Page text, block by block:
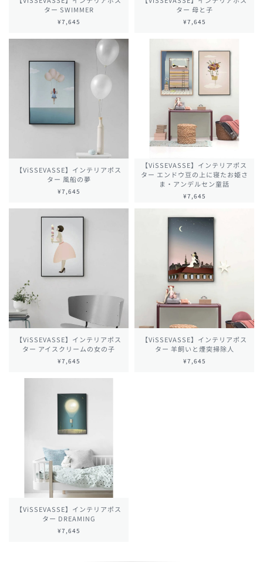
ター SWIMMER
¥7,645
ター 母と子
¥7,645
【ViSSEVASSE】インテリアポス
ター 風船の夢
¥7,645
【ViSSEVASSE】インテリアポス
ター エンドウ豆の上に寝たお姫さ
ま・アンデルセン童話
¥7,645
【ViSSEVASSE】インテリアポス
ター アイスクリームの女の子
¥7,645
【ViSSEVASSE】インテリアポス
ター 羊飼いと煙突掃除人
¥7,645
【ViSSEVASSE】インテリアポス
ター DREAMING
¥7,645